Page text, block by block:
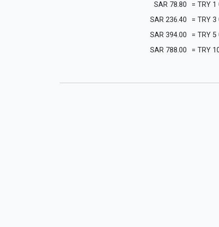
1
TRY
=
78.80
SAR
3
TRY
=
236.40
SAR
5
TRY
=
394.00
SAR
TRY
=
788.00
SAR